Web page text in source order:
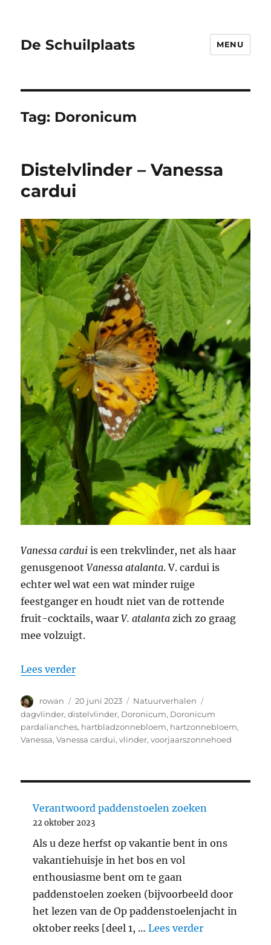
De Schuilplaats MENU
Tag: Doronicum
Distelvlinder – Vanessa
cardui
Vanessa cardui is een trekvlinder, net als haar
genusgenootVanessa atalanta. V. cardui is
echter wel wat een wat minder ruige
feestganger en houdt niet van de rottende
fruit-cocktails, waarV. atalanta zich zo graag
mee volzuigt.
Lees verder“Distelvlinder – Vanessa cardui”
Auteur
rowan
Geplaatst
op
20 juni 2023 Categorieën
Natuurverhalen
dagvlinder,distelvlinder, Doronicum, Doronicum
pardalianches, hartbladzonnebloem, hartzonnebloem,
Vanessa,Vanessa cardui,vlinder,voorjaarszonnehoed
Verantwoord paddenstoelen zoeken
22 oktober 2023
Als u deze herfst op vakantie bent in ons
vakantiehuisje in het bos en vol
enthousiasme bent om te gaan
paddenstoelen zoeken (bijvoorbeeld door
het lezen van de Op paddenstoelenjacht in
oktober reeks [deel 1, …Lees verder